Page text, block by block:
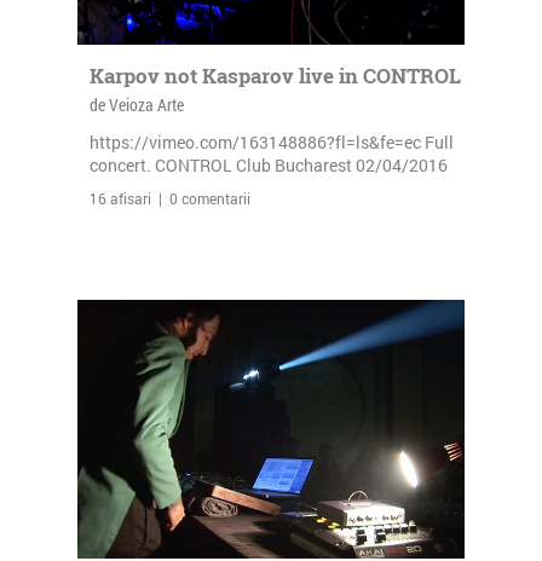
Karpov not Kasparov live in CONTROL
de Veioza Arte
https://vimeo.com/163148886?fl=ls&fe=ec Full
concert. CONTROL Club Bucharest 02/04/2016
16 afisari | 0 comentarii